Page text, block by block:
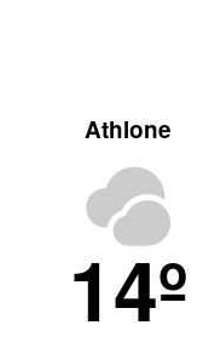
Athlone
14º